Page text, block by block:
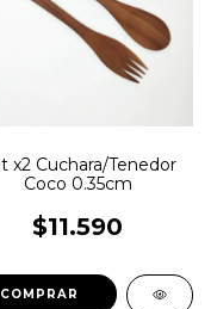
x2 Cuchara/Tenedor
Coco 0.35cm
$11.590